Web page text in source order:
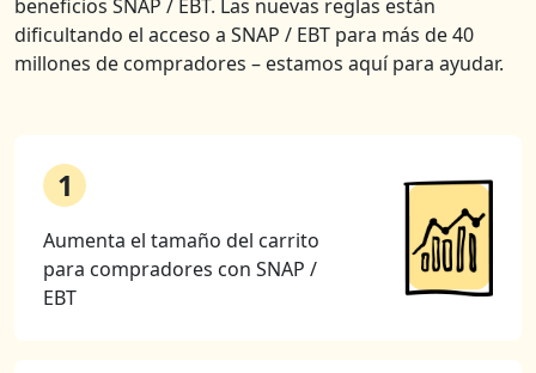
beneficios SNAP / EBT. Las nuevas reglas están
dificultando el acceso a SNAP / EBT para más de 40
millones de compradores – estamos aquí para ayudar.
1
Aumenta el tamaño del carrito
para compradores con SNAP /
EBT